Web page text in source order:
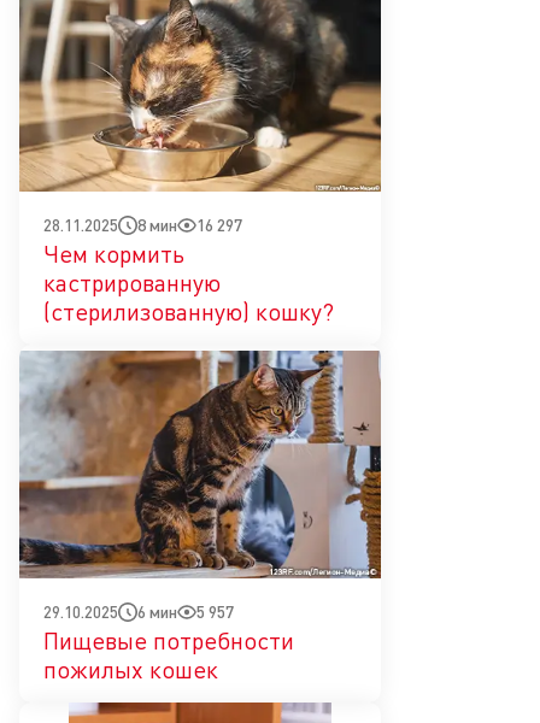
28.11.2025 8 мин 16 297
Чем кормить
кастрированную
(стерилизованную) кошку?
29.10.2025 6 мин 5 957
Пищевые потребности
пожилых кошек